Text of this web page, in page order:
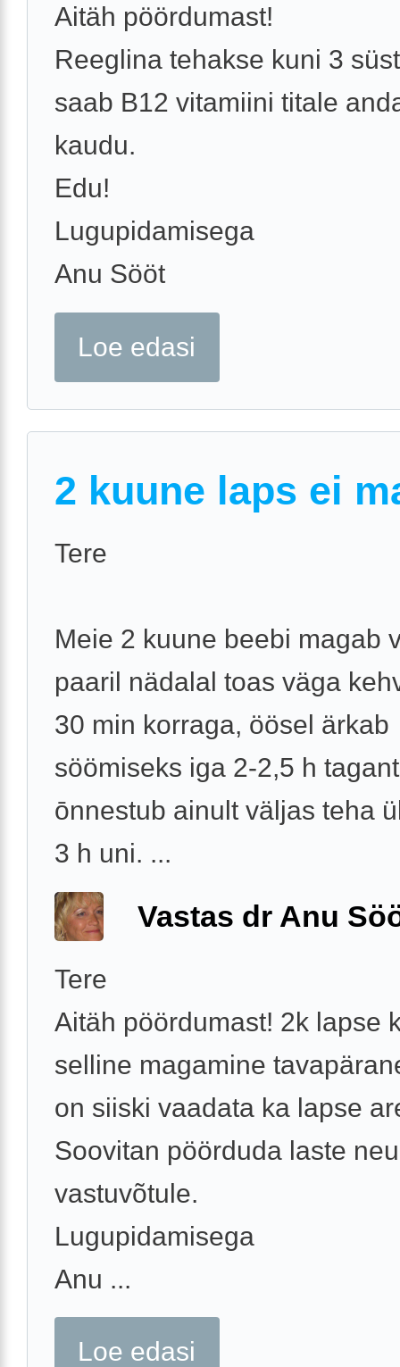
Aitäh pöördumast!
Reeglina tehakse kuni 3
saab B12 vitamiini titale
kaudu.
Edu!
Lugupidamisega
Anu Sööt
Loe edasi
2 kuune laps ei
Tere
Meie 2 kuune beebi magab
paaril nädalal toas väga
30 min korraga, öösel ärkab
söömiseks iga 2-2,5 h
ōnnestub ainult väljas teha
3 h uni. ...
Vastas dr Anu
Tere
Aitäh pöördumast! 2k lapse
selline magamine
on siiski vaadata ka lapse
Soovitan pöörduda laste
vastuvõtule.
Lugupidamisega
Anu ...
Loe edasi